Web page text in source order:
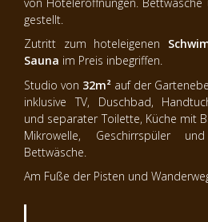
gestellt.
Zutritt zum hoteleigenen
Sauna im Preis inbegriffen.
Studio von 32m² auf der
inklusive TV, Duschbad,
und separater Toilette, Küche mit
Mikrowelle, Geschirrspüler
Bettwäsche.
Am Fuße der Pisten und